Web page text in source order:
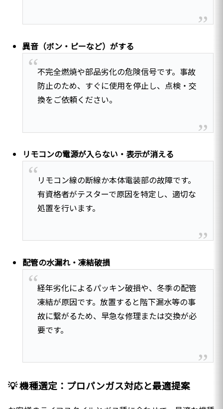
異音（ボン・ピーなど）がする
不完全燃焼や部品劣化の危険信号です。事故
防止のため、すぐに使用を停止し、点検・交
換をご依頼ください。
リモコンの電源が入らない・表示が消える
リモコン線の断線か本体電装部の故障です。
有資格者がテスターで原因を特定し、適切な
処置を行います。
配管の水漏れ・凍結破損
経年劣化によるパッキン破損や、冬季の配管
凍結が原因です。放置すると階下漏水等の事
故に繋がるため、早急な修理または交換が必
要です。
💡 機種選定：プロパンガス対応と最適提案